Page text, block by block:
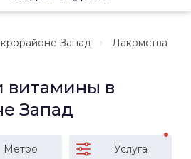
Запад
Лакомства
витамины в
Запад
Метро Услуга